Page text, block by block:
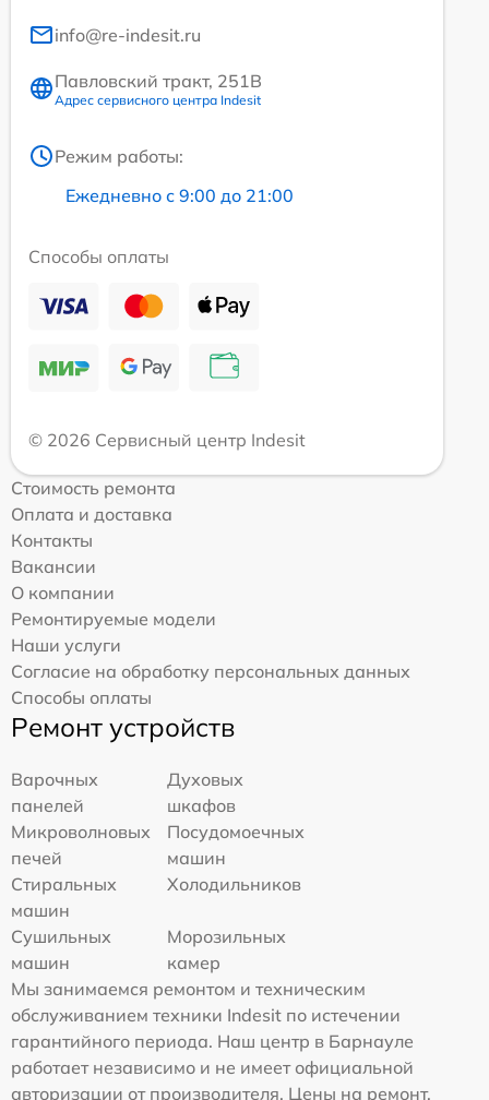
info@re-indesit.ru
Павловский тракт, 251В
Адрес сервисного центра Indesit
Режим работы:
Ежедневно с 9:00 до 21:00
Способы оплаты
© 2026 Сервисный центр Indesit
Стоимость ремонта
Оплата и доставка
Контакты
Вакансии
О компании
Ремонтируемые модели
Наши услуги
Согласие на обработку персональных данных
Способы оплаты
Ремонт устройств
Варочных
панелей
Духовых
шкафов
Микроволновых
печей
Посудомоечных
машин
Стиральных
машин
Холодильников
Сушильных
машин
Морозильных
камер
Мы занимаемся ремонтом и техническим
обслуживанием техники Indesit по истечении
гарантийного периода. Наш центр в Барнауле
работает независимо и не имеет официальной
авторизации от производителя. Цены на ремонт,